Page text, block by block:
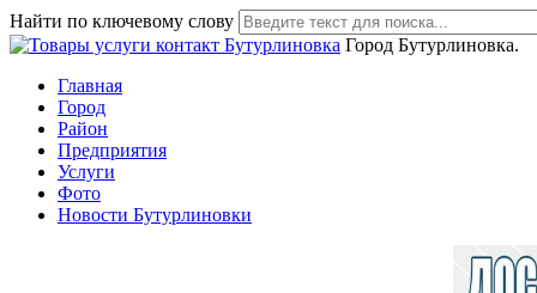
Найти по ключевому слову
Город Бутурлиновка.
Главная
Город
Район
Предприятия
Услуги
Фото
Новости Бутурлиновки